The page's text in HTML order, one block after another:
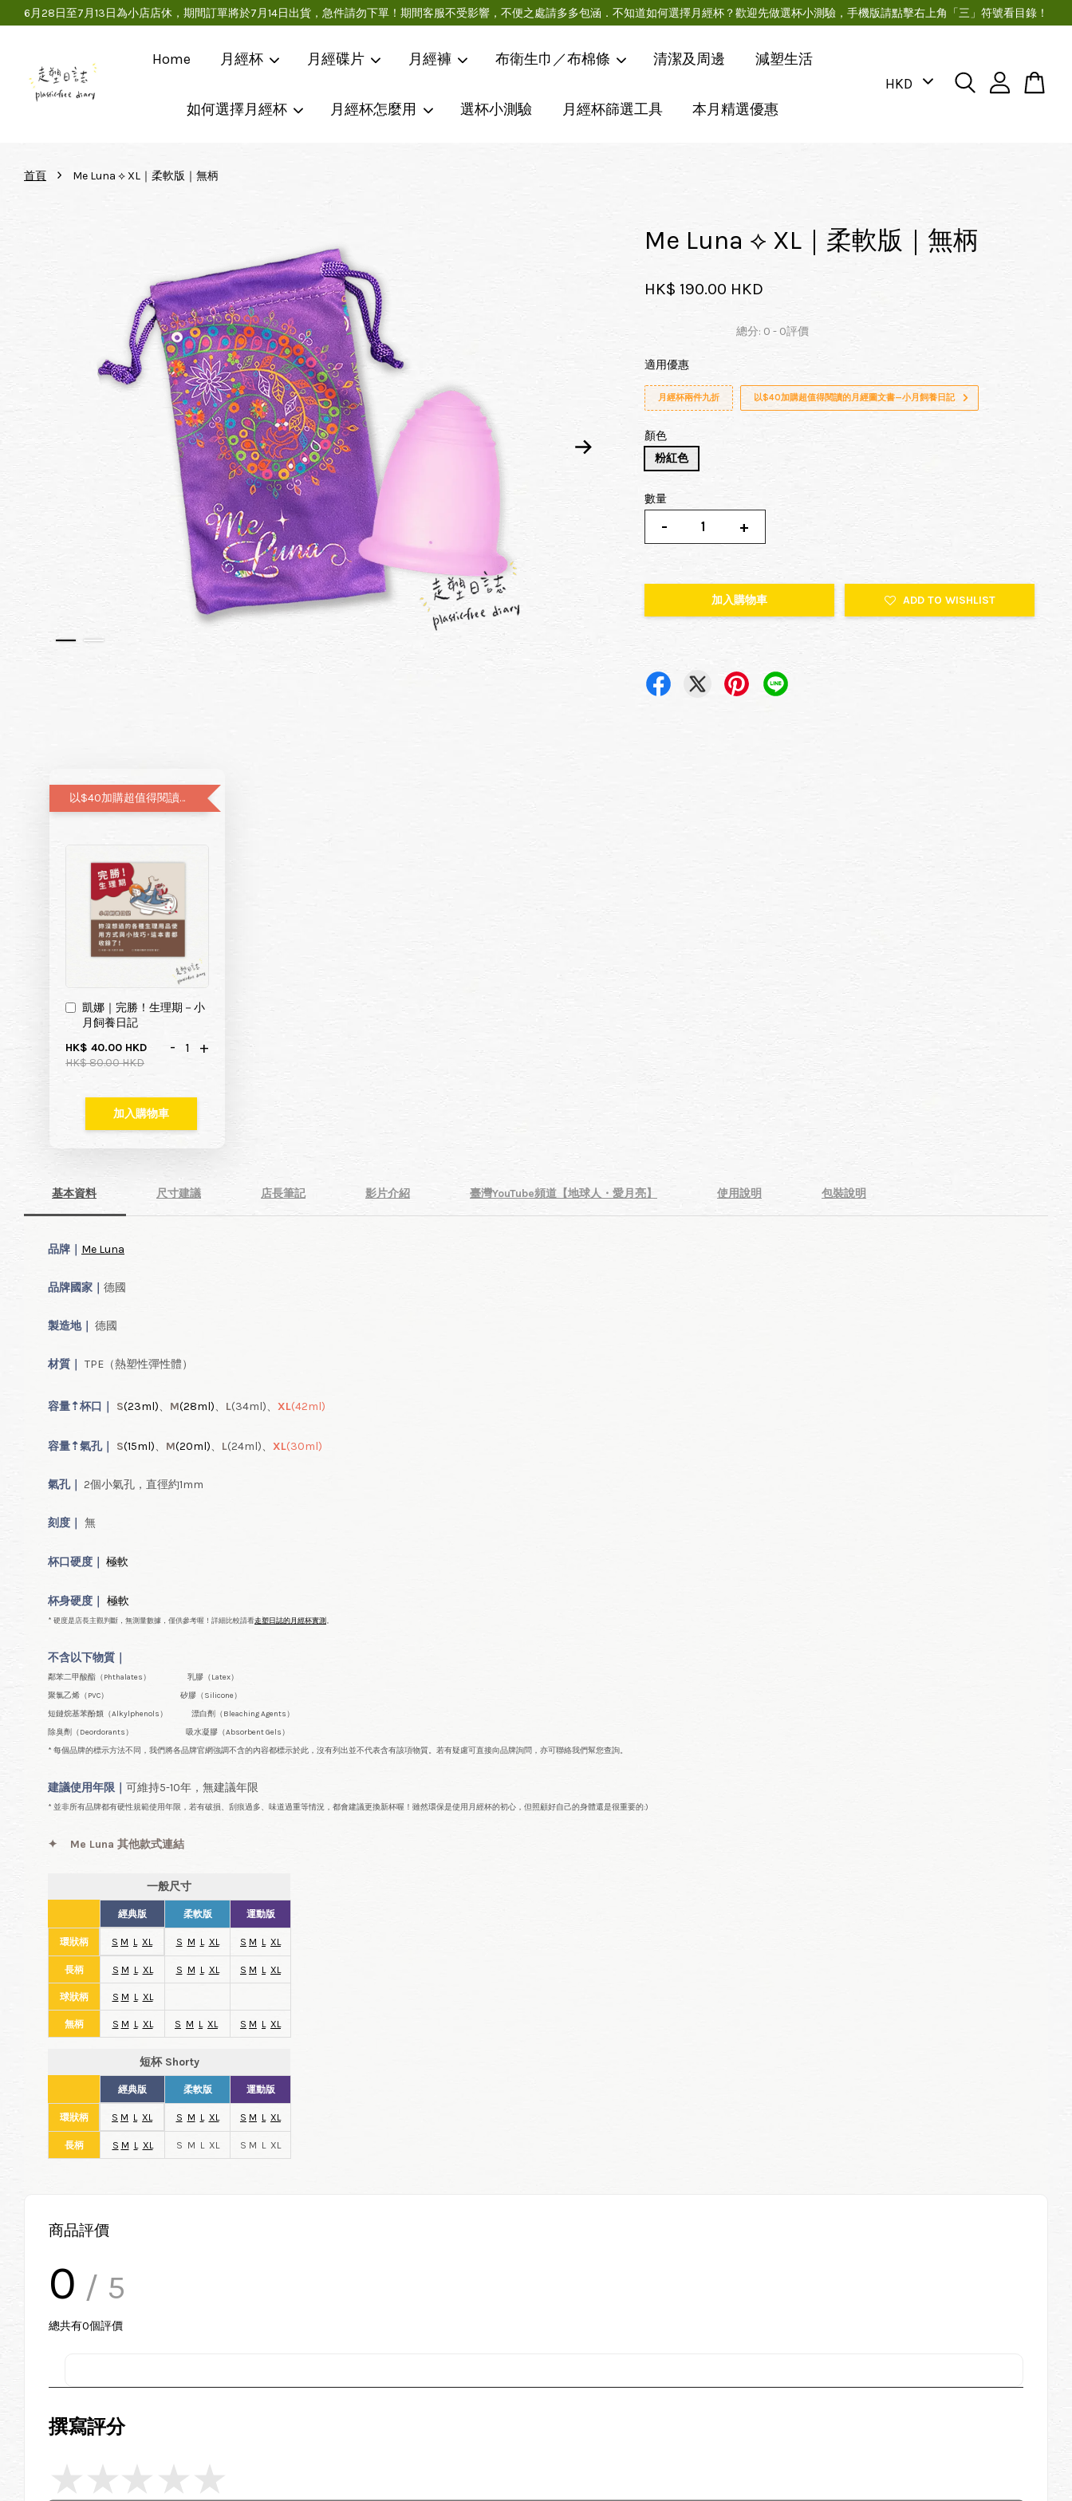
6月28日至7月13日為小店店休，期間訂單將於7月14日出貨，急件請勿下單！期間客服不受影響，不便之處請多多包涵．不知道如何選擇月經杯？歡迎先做選杯小測驗，手機版請點擊右上角「三」符號看目錄！
Home 月經杯 月經碟片 月經褲 布衛生巾／布棉條 清潔及周邊 減塑生活
如何選擇月經杯 月經杯怎麼用 選杯小測驗 月經杯篩選工具 本月精選優惠
首頁 › Me Luna ⟡ XL｜柔軟版｜無柄
Me Luna ⟡ XL｜柔軟版｜無柄
HK$ 190.00 HKD
總分: 0 - 0評價
適用優惠
月經杯兩件九折 以$40加購超值得閱讀的月經圖文書—小月飼養日記
顏色
粉紅色
數量
- +
加入購物車 ADD TO WISHLIST
以$40加購超值得閱讀的月經圖文書—小月飼養日記
凱娜｜完勝！生理期－小
月飼養日記
HK$ 40.00 HKD
HK$ 80.00 HKD
- +
加入購物車
基本資料 尺寸建議 店長筆記 影片介紹 臺灣YouTube頻道【地球人・愛月亮】 使用說明 包裝說明
品牌｜ Me Luna
品牌國家｜ 德國
製造地｜ 德國
材質｜ TPE（熱塑性彈性體）
容量⇡杯口｜ S(23ml)、 M(28ml)、 L(34ml)、 XL(42ml)
容量⇡氣孔｜ S(15ml)、 M(20ml)、 L(24ml)、 XL(30ml)
氣孔｜ 2個小氣孔，直徑約1mm
刻度｜ 無
杯口硬度｜ 極軟
杯身硬度｜ 極軟
* 硬度是店長主觀判斷，無測量數據，僅供參考喔！詳細比較請看走塑日誌的月經杯實測
不含以下物質｜
鄰苯二甲酸酯（Phthalates） 乳膠（Latex）
聚氯乙烯（PVC） 矽膠（Silicone）
短鏈烷基苯酚類（Alkylphenols） 漂白劑（Bleaching Agents）
除臭劑（Deordorants） 吸水凝膠（Absorbent Gels）
* 每個品牌的標示方法不同，我們將各品牌官網強調不含的內容都標示於此，沒有列出並不代表含有該項物質。若有疑慮可直接向品牌詢問，亦可聯絡我們幫您查詢。
建議使用年限｜ 可維持5-10年，無建議年限
* 並非所有品牌都有硬性規範使用年限，若有破損、刮痕過多、味道過重等情況，都會建議更換新杯喔！雖然環保是使用月經杯的初心，但照顧好自己的身體還是很重要的:)
✦ Me Luna 其他款式連結
一般尺寸
經典版 柔軟版 運動版
環狀柄 S M L XL S M L XL S M L XL
長柄 S M L XL S M L XL S M L XL
球狀柄 S M L XL
無柄 S M L XL S M L XL S M L XL
短杯 Shorty
經典版 柔軟版 運動版
環狀柄 S M L XL S M L XL S M L XL
長柄 S M L XL S M L XL S M L XL
商品評價
0 / 5
總共有0個評價
撰寫評分